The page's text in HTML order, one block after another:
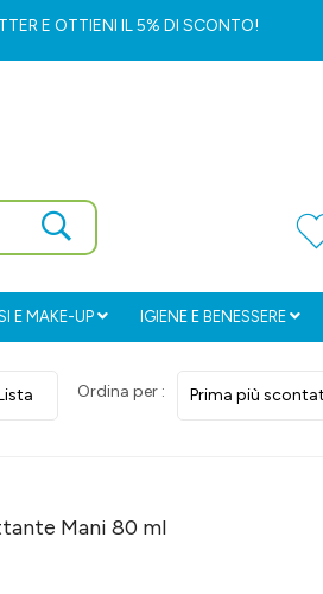
E OTTIENI IL 5% DI SCONTO!
E MAKE-UP IGIENE E BENESSERE
Ordina per :
Mani 80 ml